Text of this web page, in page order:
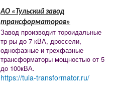
АО «Тульский завод
трансформаторов»
Завод производит тороидальные
тр-ры до 7 кВА, дроссели,
однофазные и трехфазные
трансформаторы мощностью от 5
до 100кВА.
https://tula-transformator.ru/